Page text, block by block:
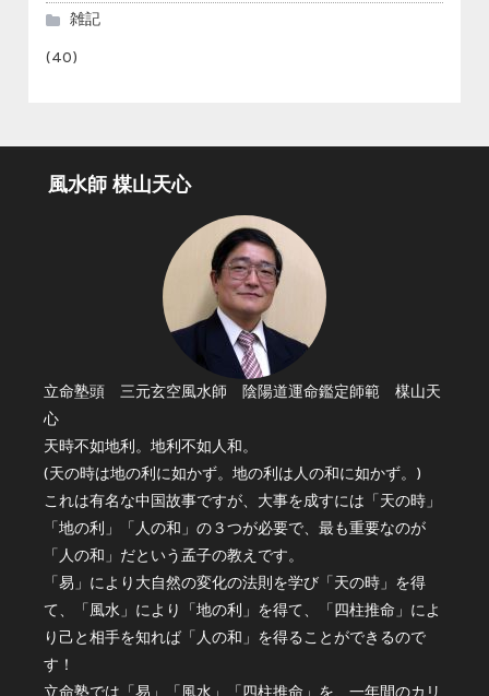
雑記
(40)
風水師 楳山天心
立命塾頭 三元玄空風水師 陰陽道運命鑑定師範 楳山天
心
天時不如地利。地利不如人和。
(天の時は地の利に如かず。地の利は人の和に如かず。)
これは有名な中国故事ですが、大事を成すには「天の時」
「地の利」「人の和」の３つが必要で、最も重要なのが
「人の和」だという孟子の教えです。
「易」により大自然の変化の法則を学び「天の時」を得
て、「風水」により「地の利」を得て、「四柱推命」によ
り己と相手を知れば「人の和」を得ることができるので
す！